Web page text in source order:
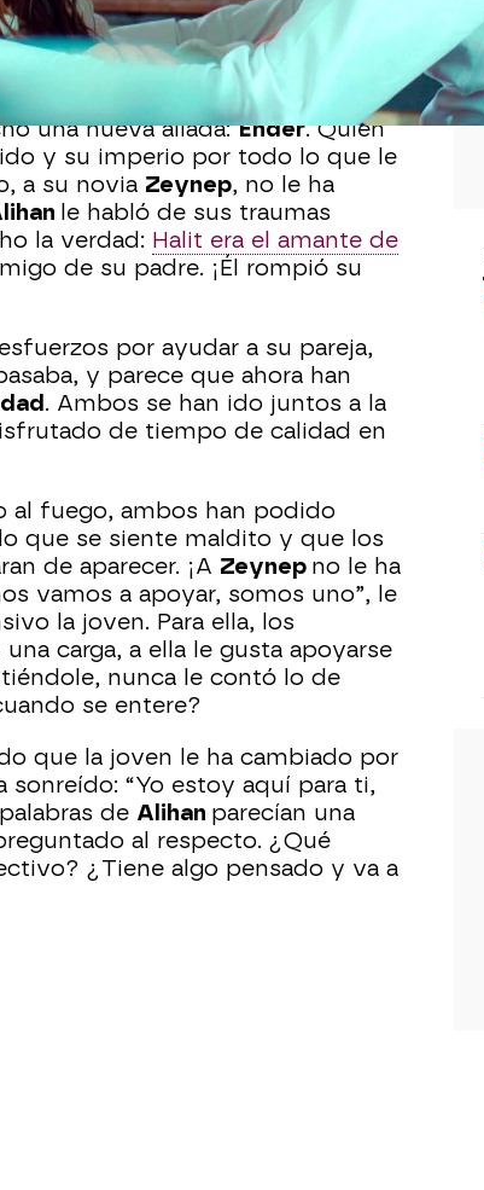
unos días convulsos. El joven
sobre el pasado de su familia,
una cosa…
¡Destruir a Halit!
una nueva aliada:Ender. Quien
y su imperio por todo lo que le
a su novia Zeynep, no le ha
le habló de sus traumas
la verdad: Halit era el amante de
de su padre. ¡Él rompió su
por ayudar a su pareja,
y parece que ahora han
. Ambos se han ido juntos a la
de tiempo de calidad en
al fuego, ambos han podido
que se siente maldito y que los
de aparecer. ¡A Zeynep no le ha
vamos a apoyar, somos uno”, le
la joven. Para ella, los
una carga, a ella le gusta apoyarse
nunca le contó lo de
se entere?
que la joven le ha cambiado por
“Yo estoy aquí para ti,
de Alihan parecían una
al respecto. ¿Qué
¿Tiene algo pensado y va a